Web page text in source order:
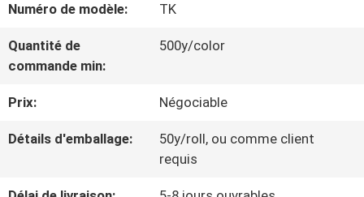
VISITE
D'USINE
CONTRÔLE
DE
LA
Numéro de modèle: TK
Quantité de
commande min:
500y/color
Prix: Négociable
Détails d'emballage:
50y/roll, ou comme client
requis